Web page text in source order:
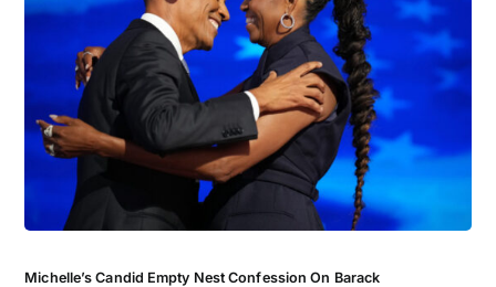
Michelle’s Candid Empty Nest Confession On Barack